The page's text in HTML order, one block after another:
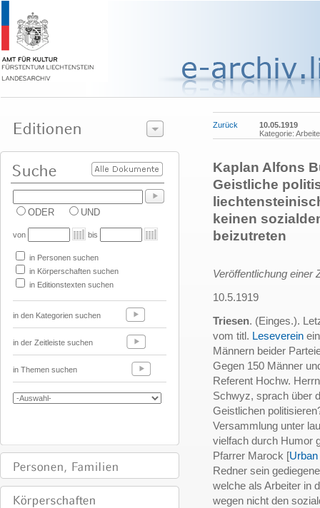
ODER UND
von bis
in Personen suchen
in Körperschaften suchen
in Editionstexten suchen
in den Kategorien suchen
in der Zeitleiste suchen
in Themen suchen
Zurück
10.05.1919
Kategorie:
Kaplan Alfons
Geistliche
keinen
beizutreten
Veröffentlichung einer
10.5.1919
Triesen. (Einges.).
vom titl. Leseverein
Männern beider
Gegen 150 Männer
Referent Hochw.
Schwyz, sprach über
Geistlichen
Versammlung unter
vielfach durch Humor
Pfarrer Marock [
Redner sein
welche als Arbeiter in
wegen nicht den